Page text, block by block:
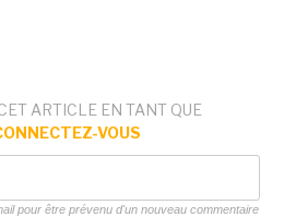
ARTICLE EN TANT QUE
VOUS
pour être prévenu d'un nouveau commentaire